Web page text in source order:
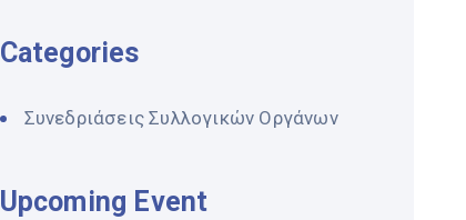
Categories
Συνεδριάσεις Συλλογικών Οργάνων
Upcoming Event